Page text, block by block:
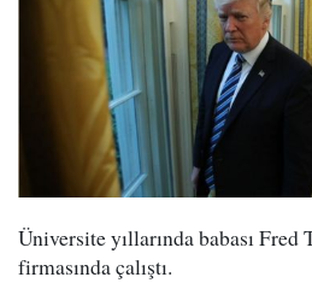
Üniversite yıllarında babası Fred
firmasında çalıştı.